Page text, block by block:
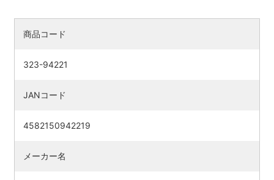
商品コード
323-94221
JANコード
4582150942219
メーカー名